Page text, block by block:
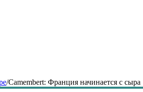
/Сamembert: Франция начинается с сыра